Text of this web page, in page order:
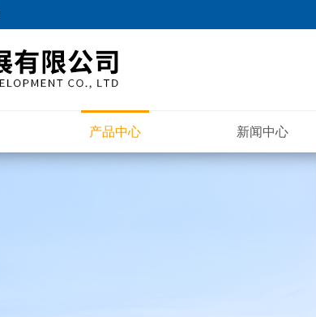
产品中心 新闻中心